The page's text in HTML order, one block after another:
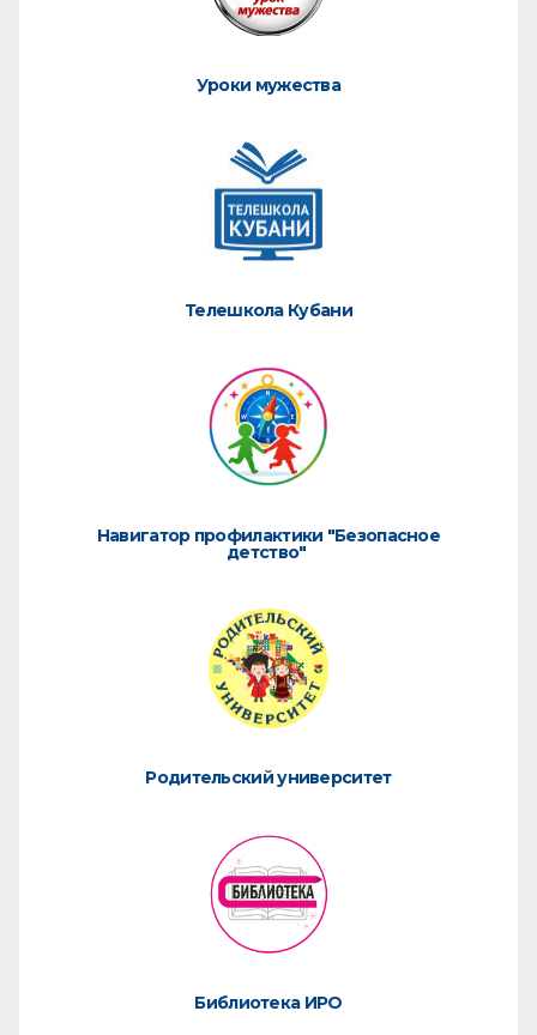
Уроки мужества
Телешкола Кубани
Навигатор профилактики "Безопасное
детство"
Родительский университет
Библиотека ИРО